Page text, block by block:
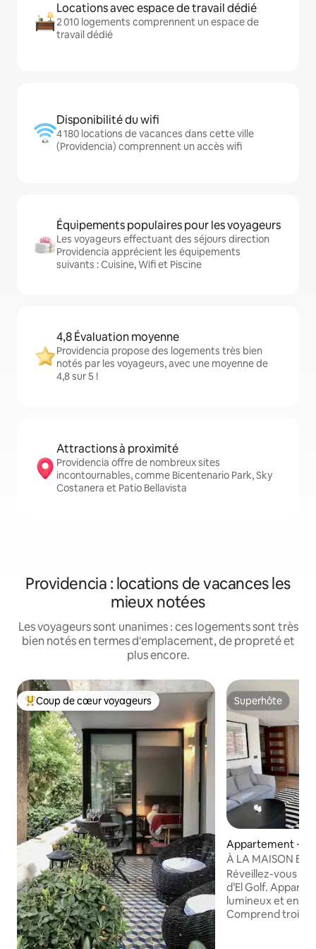
Locations avec espace de travail dédié
2 010 logements comprennent un espace de
travail dédié
Disponibilité du wifi
4 180 locations de vacances dans cette ville
(Providencia) comprennent un accès wifi
Équipements populaires pour les voyageurs
Les voyageurs effectuant des séjours direction
Providencia apprécient les équipements
suivants : Cuisine, Wifi et Piscine
4,8 Évaluation moyenne
Providencia propose des logements très bien
notés par les voyageurs, avec une moyenne de
4,8 sur 5 !
Attractions à proximité
Providencia offre de nombreux sites
incontournables, comme Bicentenario Park, Sky
Costanera et Patio Bellavista
Providencia : locations de vacances les
mieux notées
Les voyageurs sont unanimes : ces logements sont très
bien notés en termes d'emplacement, de propreté et
plus encore.
Coups de cœur voyageurs les plus appréciés
Coup de cœur voyageurs Superhôte
Superhôte
Appartement ⋅
À LA MAISON El
3 chambres
Réveillez-vous
d’El Golf.
lumineux et
Comprend trois